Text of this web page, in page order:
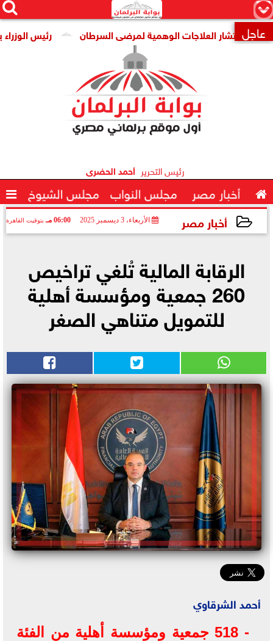
×


 عاجل رئيس الوزراء يتابع العلاجات الوهمية لمرضى السرطان
رئيس التحرير أحمد الحضرى
 أخبار مصر مجلس النواب مجلس الشيوخ 
أخبار مصر الأربعاء، 3 ديسمبر 2025 06:00 مـ بتوقيت القاهرة
الرقابة المالية تُلغي تراخيص
260 جمعية ومؤسسة أهلية
للتمويل متناهي الصغر
أحمد الشرقاوي
- 518 جمعية ومؤسسة أهلية من الفئة